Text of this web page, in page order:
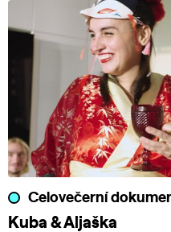
Celovečerní
Kuba & Aljaška